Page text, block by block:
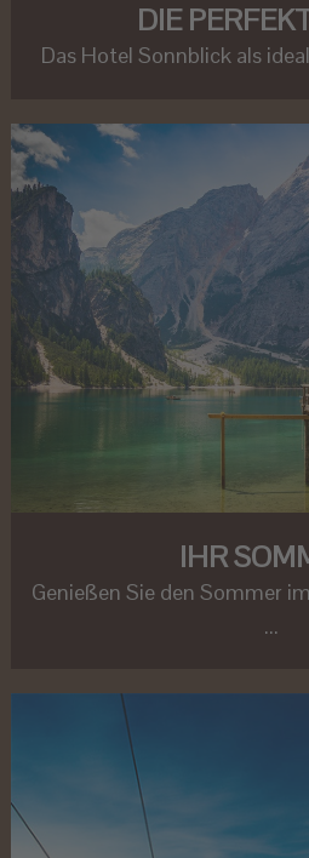
DIE
Das Hotel Sonnblick als
IHR
Genießen Sie den Sommer
...